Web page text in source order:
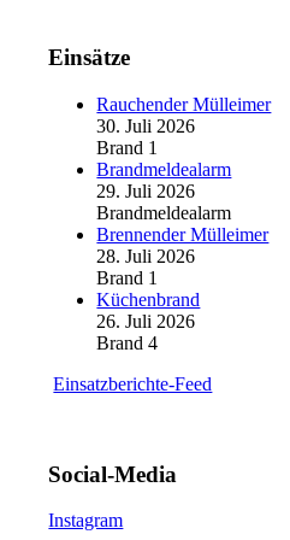
Einsätze
Rauchender Mülleimer
30. Juli 2026
Brand 1
Brandmeldealarm
29. Juli 2026
Brandmeldealarm
Brennender Mülleimer
28. Juli 2026
Brand 1
Küchenbrand
26. Juli 2026
Brand 4
Einsatzberichte-Feed
Social-Media
Instagram